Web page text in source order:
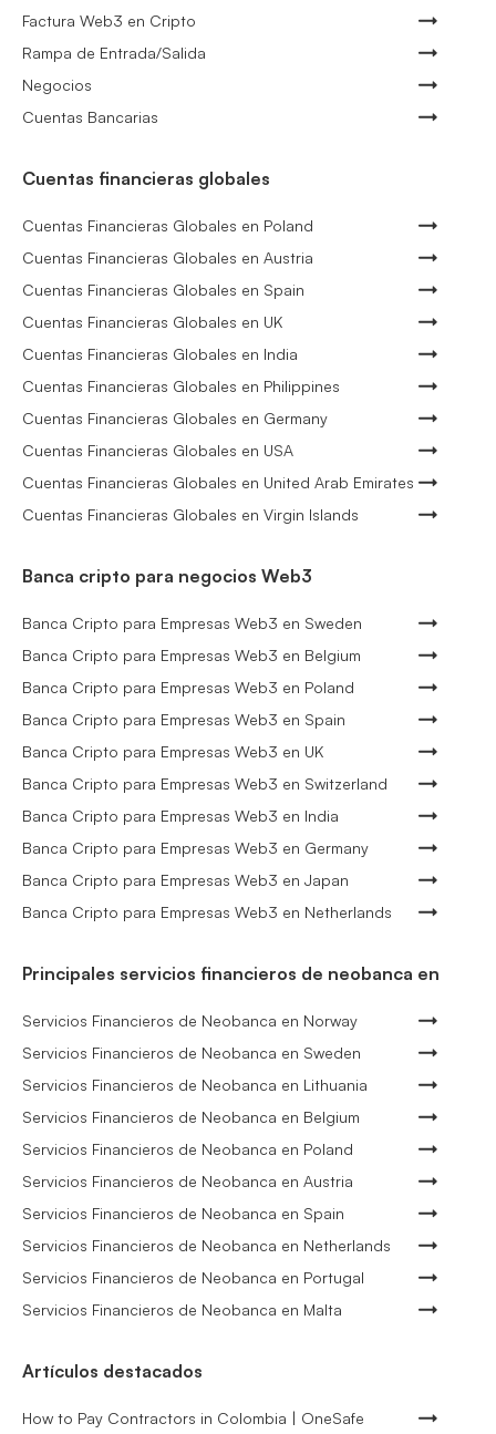
Factura Web3 en Cripto
Rampa de Entrada/Salida
Negocios
Cuentas Bancarias
Cuentas financieras globales
Cuentas Financieras Globales en Poland
Cuentas Financieras Globales en Austria
Cuentas Financieras Globales en Spain
Cuentas Financieras Globales en UK
Cuentas Financieras Globales en India
Cuentas Financieras Globales en Philippines
Cuentas Financieras Globales en Germany
Cuentas Financieras Globales en USA
Cuentas Financieras Globales en United Arab Emirates
Cuentas Financieras Globales en Virgin Islands
Banca cripto para negocios Web3
Banca Cripto para Empresas Web3 en Sweden
Banca Cripto para Empresas Web3 en Belgium
Banca Cripto para Empresas Web3 en Poland
Banca Cripto para Empresas Web3 en Spain
Banca Cripto para Empresas Web3 en UK
Banca Cripto para Empresas Web3 en Switzerland
Banca Cripto para Empresas Web3 en India
Banca Cripto para Empresas Web3 en Germany
Banca Cripto para Empresas Web3 en Japan
Banca Cripto para Empresas Web3 en Netherlands
Principales servicios financieros de neobanca en
Servicios Financieros de Neobanca en Norway
Servicios Financieros de Neobanca en Sweden
Servicios Financieros de Neobanca en Lithuania
Servicios Financieros de Neobanca en Belgium
Servicios Financieros de Neobanca en Poland
Servicios Financieros de Neobanca en Austria
Servicios Financieros de Neobanca en Spain
Servicios Financieros de Neobanca en Netherlands
Servicios Financieros de Neobanca en Portugal
Servicios Financieros de Neobanca en Malta
Artículos destacados
How to Pay Contractors in Colombia | OneSafe